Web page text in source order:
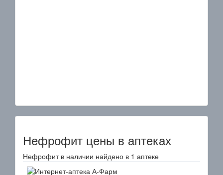
Нефрофит цены в аптеках
Нефрофит в наличии найдено в 1 аптеке